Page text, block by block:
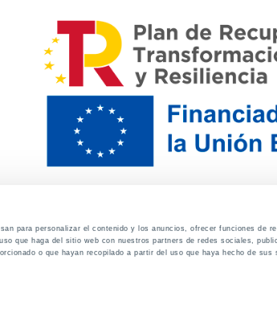
para personalizar el contenido y los anuncios, ofrecer funciones de
que haga del sitio web con nuestros partners de redes sociales,
o que hayan recopilado a partir del uso que haya hecho de sus
Contacto Canal de denuncias